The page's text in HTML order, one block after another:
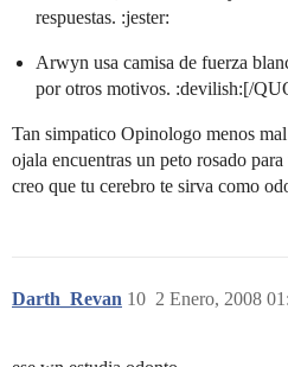
respuestas. :jester:
Arwyn usa camisa de fuerza
por otros motivos. :devilish:[/
Tan simpatico Opinologo menos
ojala encuentras un peto rosado
creo que tu cerebro te sirva como
Darth_Revan 2 Enero, 2008
10